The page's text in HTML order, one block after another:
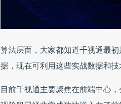
算法层面，大家都知道千视通最
据，现在可利用这些实战数据和技
目前千视通主要聚焦在前端中心